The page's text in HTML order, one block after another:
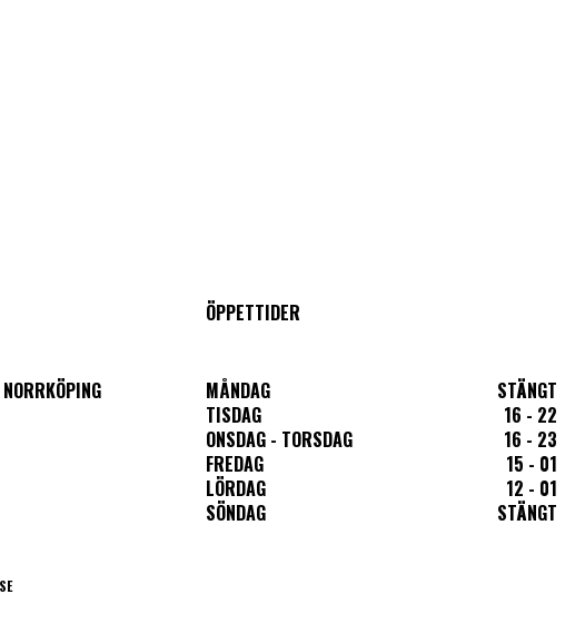
ÖPPETTIDER
MÅNDAG
STÄNGT
TISDAG
16 - 22
ONSDAG - TORSDAG
16 - 23
FREDAG
15 - 01
LÖRDAG
12 - 01
SÖNDAG
STÄNGT